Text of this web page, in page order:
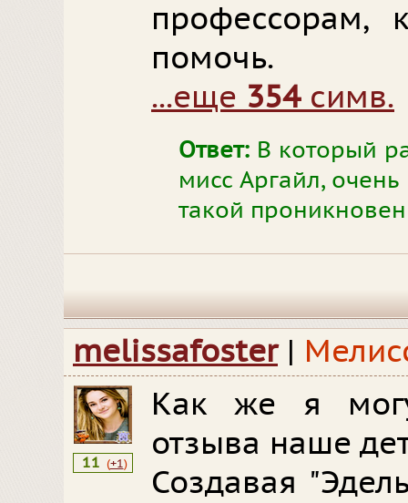
профессорам,
помочь.
...еще 354симв.
Ответ: В который
мисс Аргайл,
такой
melissafoster |
11 (+1)
Как же я
отзыва наше
Создавая